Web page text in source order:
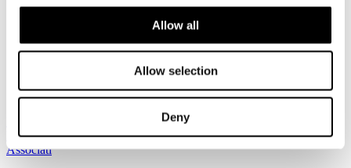
Allow all
Allow selection
Deny
Home
Circolari
connettività tramite Chatbot
Risparmia con le nostre convenzioni
Associati